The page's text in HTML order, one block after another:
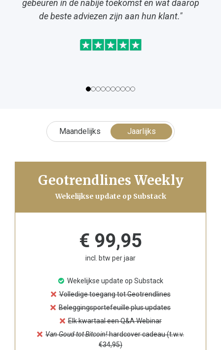
gebeuren in de nabije toekomst en wat daarop
de beste adviezen zijn aan hun klant."
Maandelijks Jaarlijks
Geotrendlines Weekly
Wekelijkse update op Substack
€ 99,95
incl. btw per jaar
Wekelijkse update op Substack
Volledige toegang tot Geotrendlines
Beleggingsportefeuille plus updates
Elk kwartaal een Q&A Webinar
Van Goud tot Bitcoin!hardcover cadeau (t.w.v.
€34,95)